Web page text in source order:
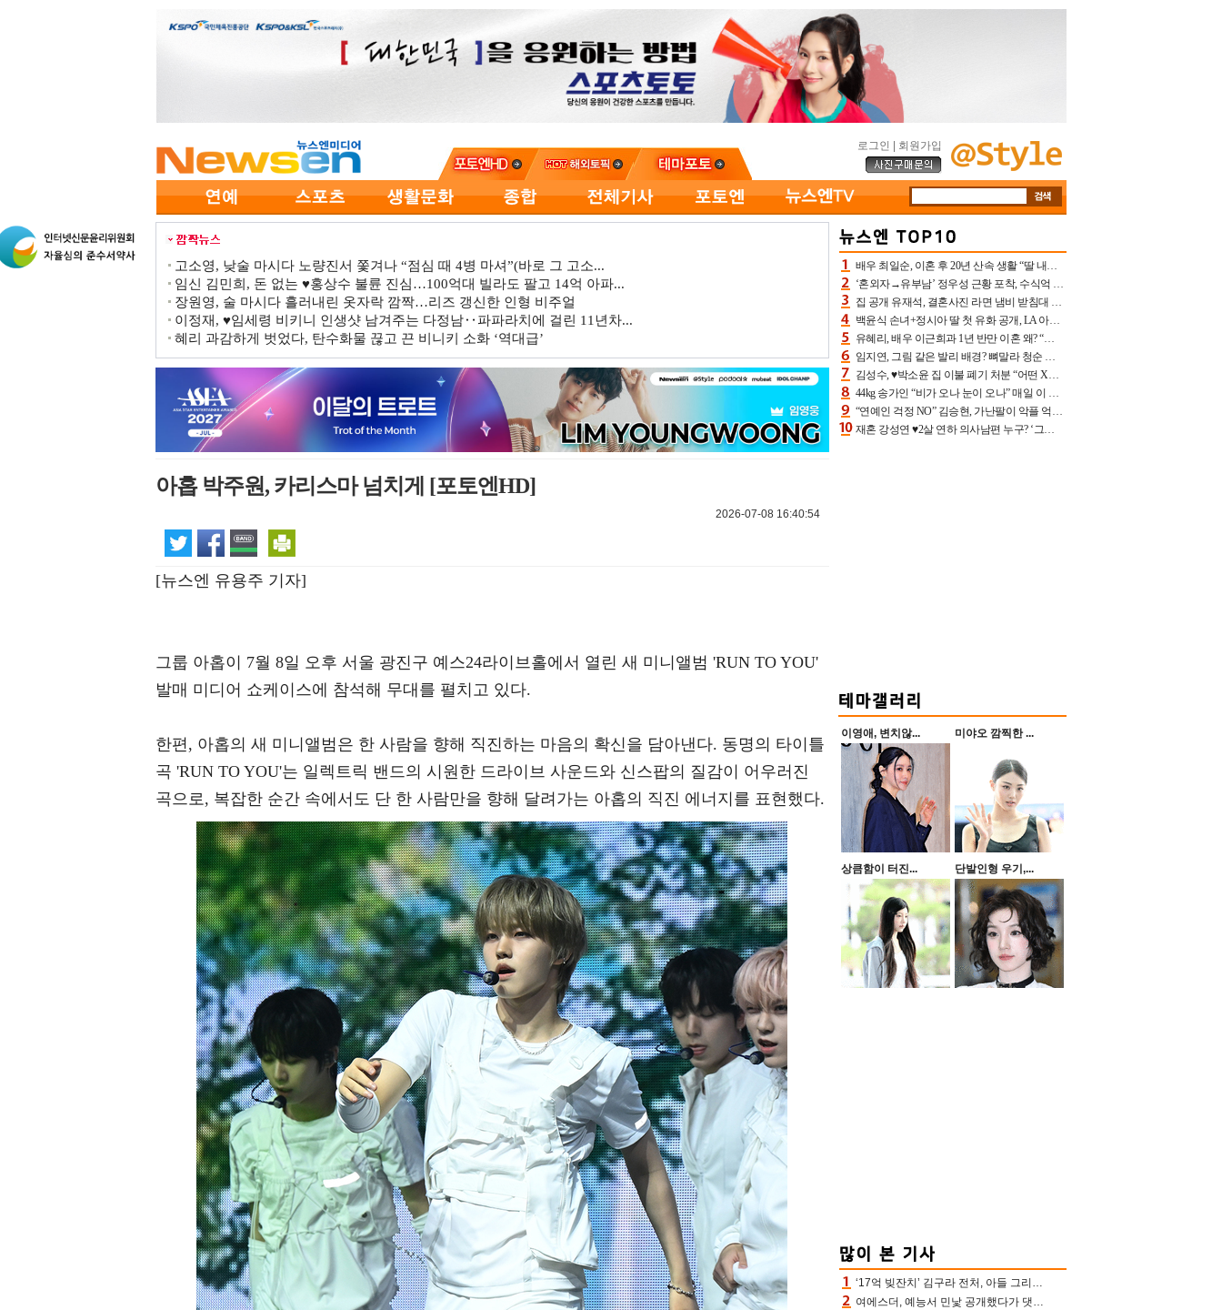
로그인 회원가입
고소영, 낮술 마시다 노량진서 쫓겨나 “점심 때 4병 마셔”(바로 그 고소...
임신 김민희, 돈 없는 ♥홍상수 불륜 진심…100억대 빌라도 팔고 14억 아파...
장원영, 술 마시다 흘러내린 옷자락 깜짝…리즈 갱신한 인형 비주얼
이정재, ♥임세령 비키니 인생샷 남겨주는 다정남‥파파라치에 걸린 11년차...
혜리 과감하게 벗었다, 탄수화물 끊고 끈 비니키 소화 ‘역대급’
아홉 박주원, 카리스마 넘치게 [포토엔HD]
2026-07-08 16:40:54
[뉴스엔 유용주 기자]
그룹 아홉이 7월 8일 오후 서울 광진구 예스24라이브홀에서 열린 새 미니앨범 'RUN TO YOU'
발매 미디어 쇼케이스에 참석해 무대를 펼치고 있다.
한편, 아홉의 새 미니앨범은 한 사람을 향해 직진하는 마음의 확신을 담아낸다. 동명의 타이틀
곡 'RUN TO YOU'는 일렉트릭 밴드의 시원한 드라이브 사운드와 신스팝의 질감이 어우러진
곡으로, 복잡한 순간 속에서도 단 한 사람만을 향해 달려가는 아홉의 직진 에너지를 표현했다.
배우 최일순, 이혼 후 20년 산속 생활 “딸 내가 버렸다고 원망‥맘 아파”(특종)[어제TV]
‘혼외자→유부남’ 정우성 근황 포착, 수식억 해킹 피해 후배 만났다 “존경하는”
집 공개 유재석, 결혼사진 라면 냄비 받침대 되고 분노‥가족사진도 피해(놀뭐)[어제TV]
백윤식 손녀+정시아 딸 첫 유화 공개, LA 아트쇼→서울국제조각페스타 작가다운 수준급 실력
유혜리, 배우 이근희과 1년 반만 이혼 왜? “식칼 꽂고 의자 던져” 충격 폭로(특종)[어제TV]
임지연, 그림 같은 발리 배경? 뼈말라 청순 비키니 핏에 상대 안 되네
김성수, ♥박소윤 집 이불 폐기 처분 “어떤 X이랑 썼을지 몰라” 질투(신랑수업2)[어제TV]
44kg 송가인 “비가 오나 눈이 오나” 매일 이 운동, 허벅지 근육량 상승+체지방 감소
“연예인 걱정 NO” 김승현, 가난팔이 악플 억울할만‥아내+딸과 日 여행
재혼 강성연 ♥2살 연하 의사남편 누구? ‘그알’ 자문의에 훈남 비주얼 초엘리트 스펙 [종합]
이영애, 변치않... 미야오 깜찍한 ...
상큼함이 터진... 단발인형 우기,...
‘17억 빚잔치’ 김구라 전처, 아들 그리는 “나 뿐인데” 친엄마 챙기는 효심 눈길
여에스더, 예능서 민낯 공개했다가 댓글에 충격 “눈 왜 저렇게 처졌냐고”(에스더TV)